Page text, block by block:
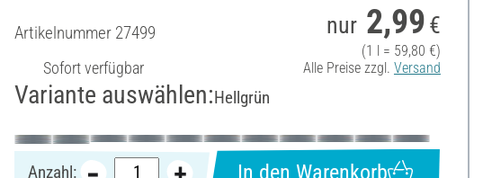
Artikelnummer 27499
Sofort verfügbar
nur 2,99 €
(1 l = 59,80 €)
Alle Preise zzgl. Versand
Variante auswählen:Hellgrün
Anzahl: In den Warenkorb